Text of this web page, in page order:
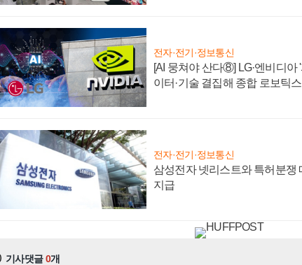
전자·전기·정보통신
[AI 뭉쳐야 산다⑧] LG·엔비디아
이터·기술 결집해 종합 로보틱
전자·전기·정보통신
삼성전자 넷리스트와 특허분쟁
지급
기사댓글0개